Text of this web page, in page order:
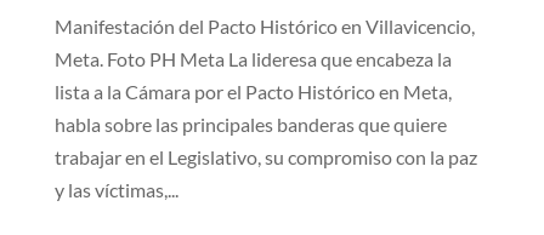
Manifestación del Pacto Histórico en Villavicencio,
Meta. Foto PH Meta La lideresa que encabeza la
lista a la Cámara por el Pacto Histórico en Meta,
habla sobre las principales banderas que quiere
trabajar en el Legislativo, su compromiso con la paz
y las víctimas,...